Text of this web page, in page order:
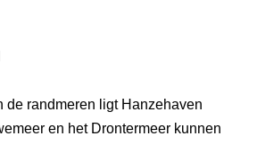
de randmeren ligt Hanzehaven
en het Drontermeer kunnen